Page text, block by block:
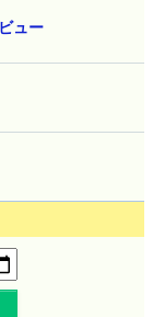
ュー